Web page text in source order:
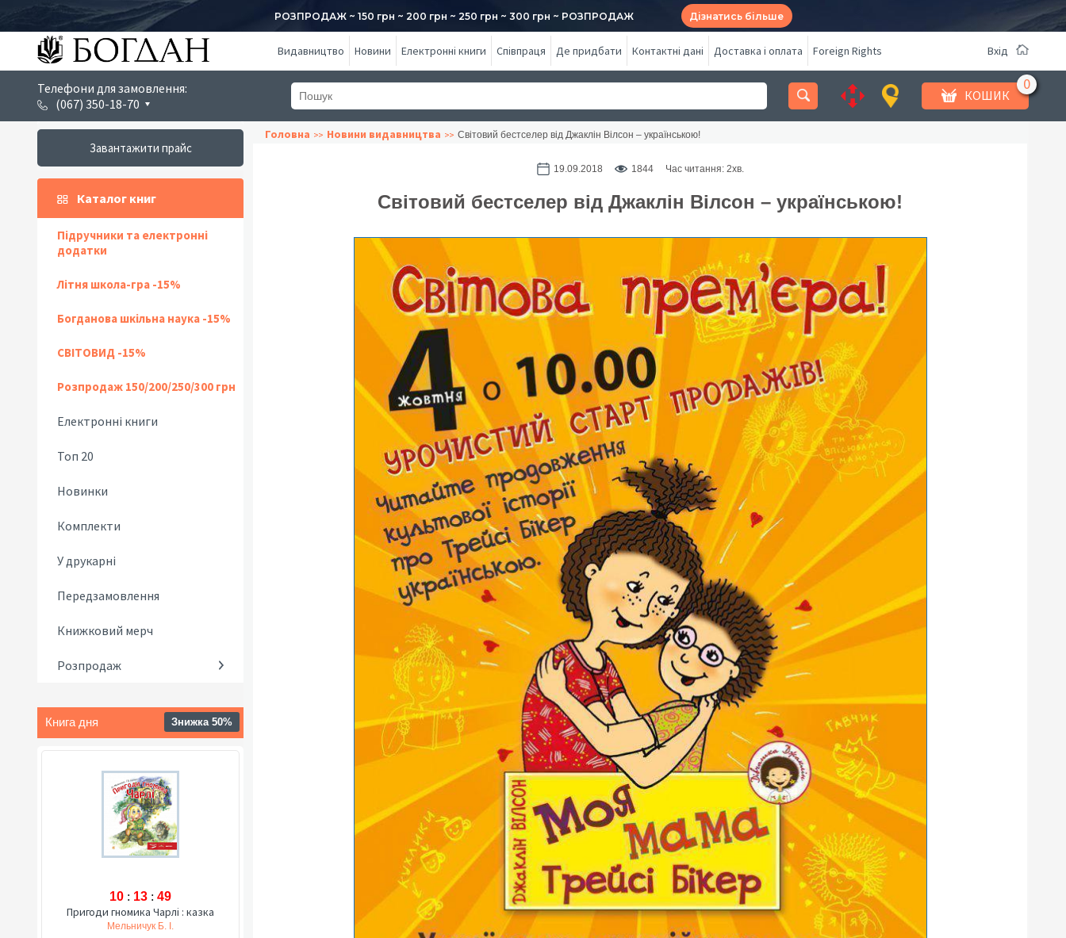
РОЗПРОДАЖ ~ 150 грн ~ 200 грн ~ 250 грн ~ 300 грн ~ РОЗПРОДАЖ Дізнатись більше
Видавництво Новини Електронні книги Співпраця Де придбати Контактні дані Доставка і оплата Foreign Rights Вхід
Телефони для замовлення:
(067) 350-18-70
КОШИК
Завантажити прайс
Каталог книг
Підручники та електронні
додатки
Літня школа-гра -15%
Богданова шкільна наука -15%
СВІТОВИД -15%
Розпродаж 150/200/250/300 грн
Електронні книги
Топ 20
Новинки
Комплекти
У друкарні
Передзамовлення
Книжковий мерч
Розпродаж
Книга дня Знижка 50%
10 : 13 : 48
Пригоди гномика Чарлі : казка
Мельничук Б. І.
Головна Новини видавництва Світовий бестселер від Джаклін Вілсон – українською!
19.09.2018 1844 Час читання: 2хв.
Світовий бестселер від Джаклін Вілсон – українською!